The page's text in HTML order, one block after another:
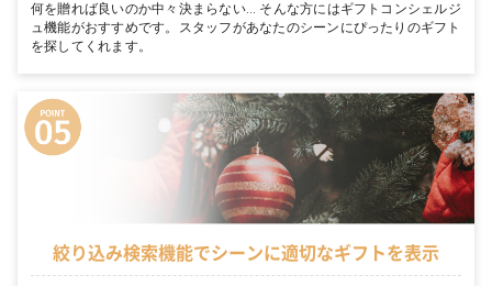
何を贈れば良いのか中々決まらない… そんな方にはギフトコンシェルジ
ュ機能がおすすめです。スタッフがあなたのシーンにぴったりのギフト
を探してくれます。
絞り込み検索機能でシーンに適切なギフトを表示